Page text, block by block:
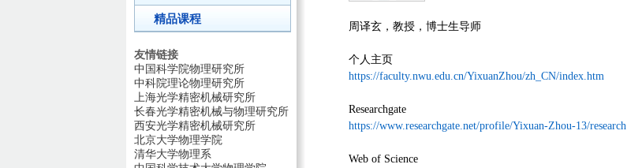
周译玄， 教授，博士生导师
个人主页
https://faculty.nwu.edu.cn/YixuanZhou/zh_CN/index.htm
Researchgate
https://www.researchgate.net/profile/Yixuan-Zhou-13/research
Web of Science
精品课程
友情链接
中国科学院物理研究所
中科院理论物理研究所
上海光学精密机械研究所
长春光学精密机械与物理研究所
西安光学精密机械研究所
北京大学物理学院
清华大学物理系